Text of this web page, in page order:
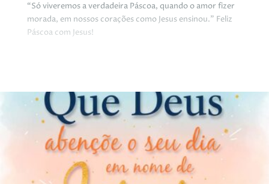
“Só viveremos a verdadeira Páscoa, quando o amor fizer
morada, em nossos corações como Jesus ensinou.” Feliz
Páscoa com Jesus!